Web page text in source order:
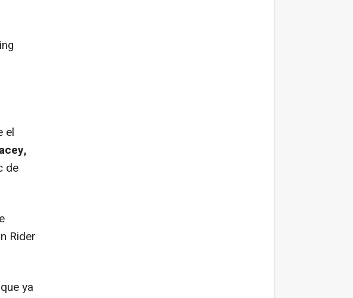
el
de
Rider
ya